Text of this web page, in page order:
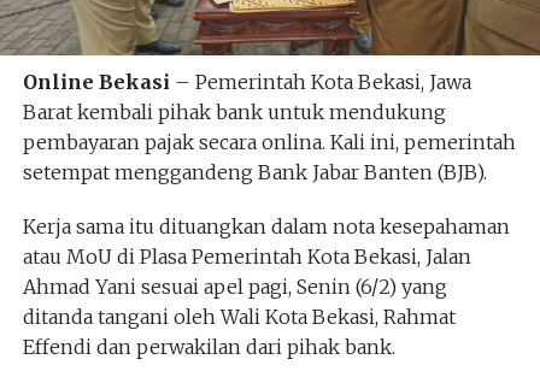
Online Bekasi – Pemerintah Kota Bekasi, Jawa
Barat kembali pihak bank untuk mendukung
pembayaran pajak secara onlina. Kali ini, pemerintah
setempat menggandeng Bank Jabar Banten (BJB).
Kerja sama itu dituangkan dalam nota kesepahaman
atau MoU di Plasa Pemerintah Kota Bekasi, Jalan
Ahmad Yani sesuai apel pagi, Senin (6/2) yang
ditanda tangani oleh Wali Kota Bekasi, Rahmat
Effendi dan perwakilan dari pihak bank.